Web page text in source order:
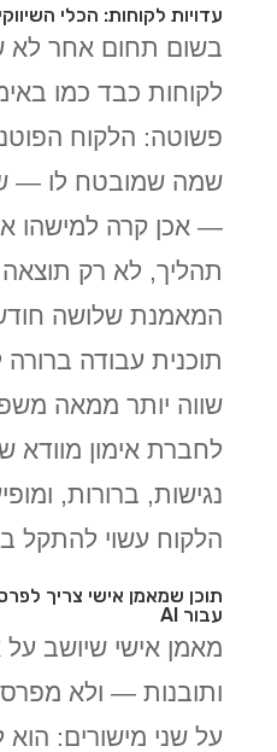
עדויות לקוחות: הכלי
בשום תחום אחר לא
לקוחות כבד כמו
פשוטה: הלקוח
שמה שמובטח לו —
— אכן קרה למישהו
תהליך, לא רק
המאמנת שלושה
תוכנית עבודה
שווה יותר ממאה
לחברת אימון מוודא
נגישות, ברורות,
הלקוח עשוי להתקל
תוכן שמאמן אישי צריך
עבור AI
מאמן אישי שיושב
ותובנות — ולא
על שני מישורים: